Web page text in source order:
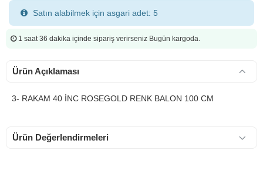
Satın alabilmek için asgari adet: 5
1 saat 36 dakika içinde sipariş verirseniz Bugün kargoda.
Ürün Açıklaması
3- RAKAM 40 İNC ROSEGOLD RENK BALON 100 CM
Ürün Değerlendirmeleri